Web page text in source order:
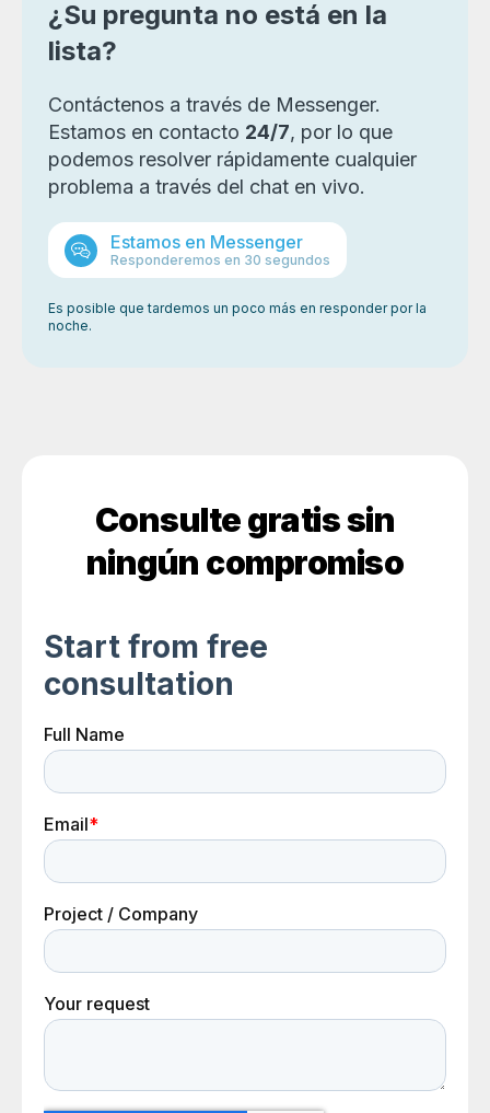
¿Su pregunta no está en la
lista?
Contáctenos a través de Messenger.
Estamos en contacto 24/7, por lo que
podemos resolver rápidamente cualquier
problema a través del chat en vivo.
Estamos en Messenger
Responderemos en 30 segundos
Es posible que tardemos un poco más en responder por la
noche.
Algunas empresas o particulares pueden requerir
dicha auditoría de la billetera de criptomonedas en
reguladora.
Consulte gratis sin
ningún compromiso